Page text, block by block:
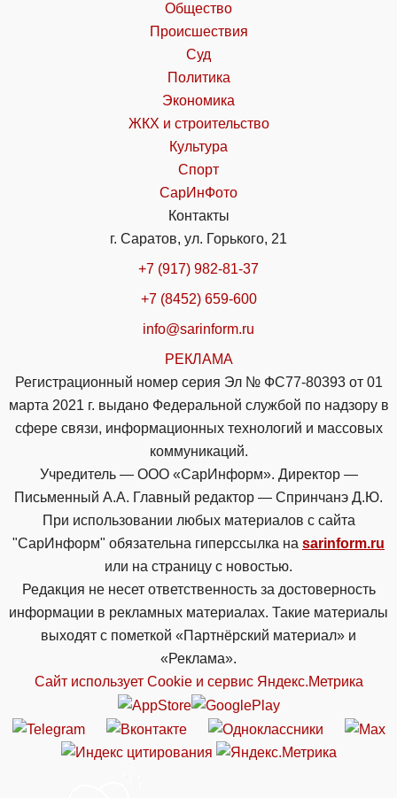
Общество
Происшествия
Суд
Политика
Экономика
ЖКХ и строительство
Культура
Спорт
СарИнФото
Контакты
г. Саратов, ул. Горького, 21
+7 (917) 982-81-37
+7 (8452) 659-600
info@sarinform.ru
РЕКЛАМА
Регистрационный номер серия Эл № ФС77-80393 от 01
марта 2021 г. выдано Федеральной службой по надзору в
сфере связи, информационных технологий и массовых
коммуникаций.
Учредитель — ООО «СарИнформ». Директор —
Письменный А.А. Главный редактор — Спринчанэ Д.Ю.
При использовании любых материалов с сайта
"СарИнформ" обязательна гиперссылка на sarinform.ru
или на страницу с новостью.
Редакция не несет ответственность за достоверность
информации в рекламных материалах. Такие материалы
выходят с пометкой «Партнёрский материал» и
«Реклама».
Сайт использует Cookie и сервиc Яндекс.Метрика